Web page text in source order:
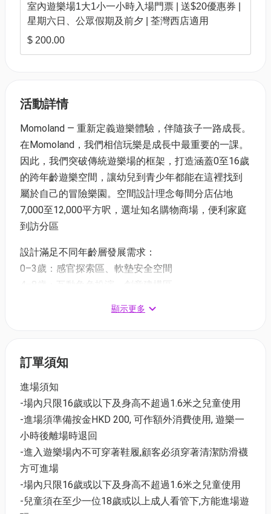
室內遊樂場1大1小一小時入場門票 | 送$20優惠券 |
星期六日、公眾假期及前夕 | 荃灣西店適用
$ 200.00
活動詳情
Momoland — 重新定義遊樂體驗，伴隨孩子一路成長。
在Momoland，我們相信玩樂是成長中最重要的一課。
因此，我們突破傳統遊樂場的框架，打造涵蓋0至16歲
的跨年齡遊樂空間，讓幼兒到青少年都能在這裡找到
屬於自己的冒險樂園。空間設計理念每間分店佔地
7,000至12,000平方呎，選址知名購物商場，便利家庭
到訪分區
設計滿足不同年齡層發展需求：
0–3歲：感官探索區、軟墊安全空間
4–8歲：互動角色扮演、創意建構區
星期一至五
門票1小時 (兩家長+一小童) | 北角店適用
01空間優惠價: HK$150 (原價HK$270)
星期六日, 公眾假期及前夕
門票1小時 (兩家長+一小童) | 北角店適用
01空間優惠價: HK$200 (原價HK$360)
推廣日期：2026年5月18日 - 5月31日
適用日期：2026年5月19日 - 6月30日
顯示更多
訂單須知
進場須知
-場內只限16歲或以下及身高不超過1.6米之兒童使用
-進場須準備按金HKD 200, 可作額外消費使用, 遊樂一
小時後離場時退回
-進入遊樂場內不可穿著鞋履,顧客必須穿著清潔防滑襪
方可進場
-場內只限16歲或以下及身高不超過1.6米之兒童使用
-兒童須在至少一位18歲或以上成人看管下,方能進場遊